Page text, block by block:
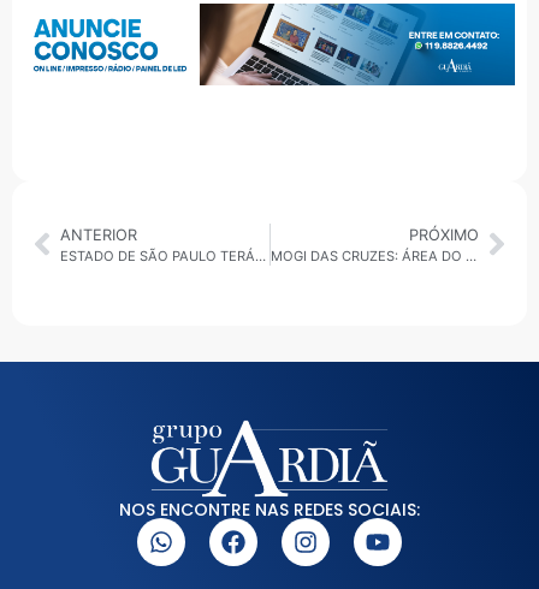
ANTERIOR
ESTADO DE SÃO PAULO TERÁ MUDANÇA BRUSCA NO TEMPO NESTE FIM DE SEMANA
PRÓXIMO
MOGI DAS CRUZES: ÁREA DO PARQUE CENTENÁRIO PEGA FOGO E BOMBEIROS COMBATEM O INCÊNDIO
NOS ENCONTRE NAS REDES SOCIAIS: